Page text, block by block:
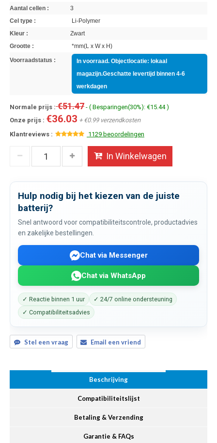
Aantal cellen :
3
Cel type :
Li-Polymer
Kleur :
Zwart
Grootte :
*mm(L x W x H)
Voorraadstatus :
In voorraad. Objectlocatie: lokaal
magazijn.Geschatte levertijd binnen 4-6
werkdagen
Normale prijs :€51.47 - ( Besparingen(30%): €15.44 )
Onze prijs : €36.03 + €0.99 verzendkosten
Klantreviews :
1129 beoordelingen
In Winkelwagen
Hulp nodig bij het kiezen van de juiste
batterij?
Snel antwoord voor compatibiliteitscontrole, productadvies
en zakelijke bestellingen.
Chat via Messenger
Chat via WhatsApp
✓ Reactie binnen 1 uur
✓ 24/7 online ondersteuning
✓ Compatibiliteitsadvies
Stel een vraag Email een vriend
Beschrijving
Compatibiliteitslijst
Betaling & Verzending
Garantie & FAQs